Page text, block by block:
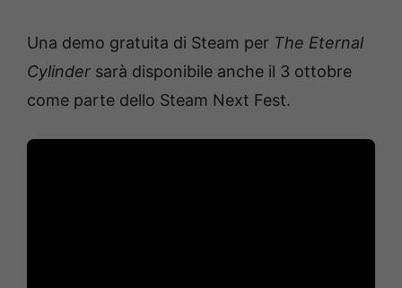
Una demo gratuita di Steam per The Eternal
Cylinder sarà disponibile anche il 3 ottobre
come parte dello Steam Next Fest.